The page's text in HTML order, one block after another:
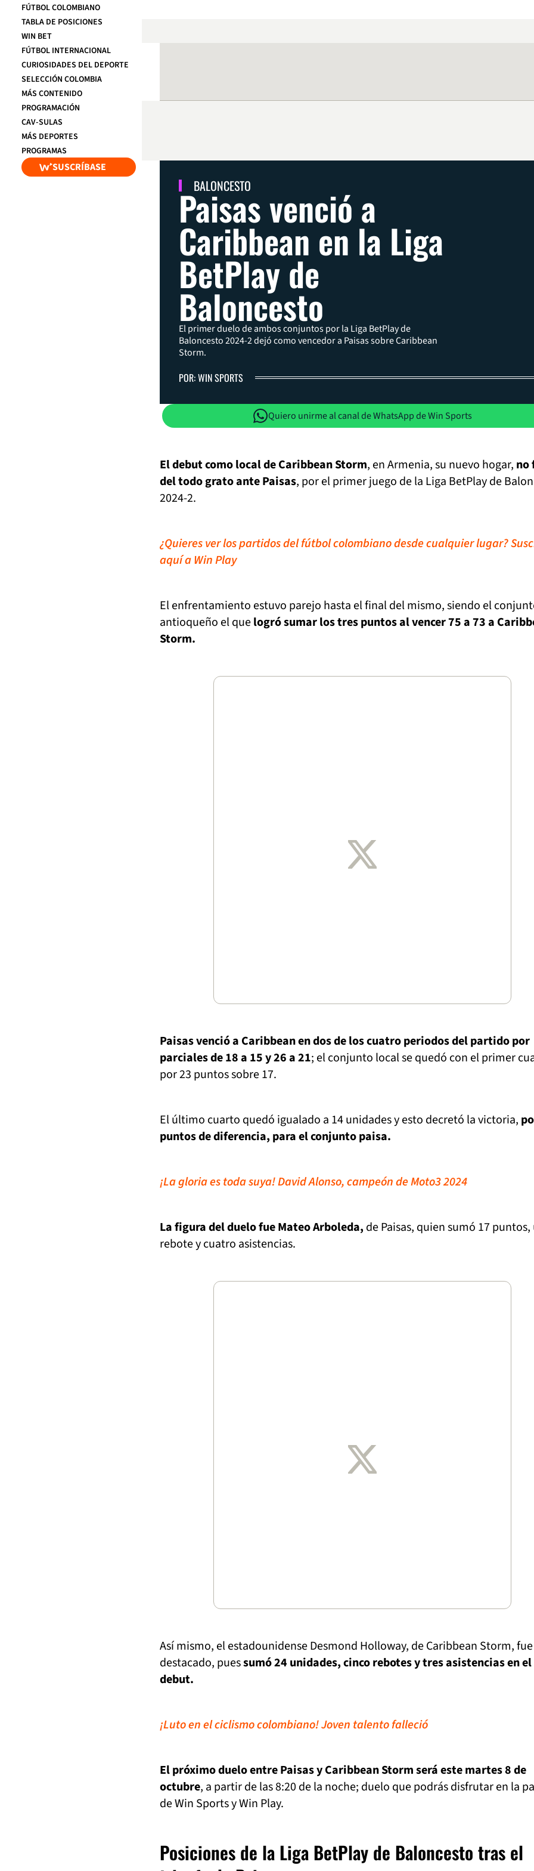
FÚTBOL COLOMBIANO
TABLA DE POSICIONES
WIN BET
FÚTBOL INTERNACIONAL
CURIOSIDADES DEL DEPORTE
SELECCIÓN COLOMBIA
MÁS CONTENIDO
PROGRAMACIÓN
CAV-SULAS
MÁS DEPORTES
PROGRAMAS
SUSCRÍBASE
BALONCESTO
Paisas venció a
Caribbean en la Liga
BetPlay de
Baloncesto
El primer duelo de ambos conjuntos por la Liga BetPlay de
Baloncesto 2024-2 dejó como vencedor a Paisas sobre Caribbean
Storm.
POR: WIN SPORTS
Quiero unirme al canal de WhatsApp de Win Sports
El debut como local de Caribbean Storm, en Armenia, su nuevo hogar, no
del todo grato ante Paisas, por el primer juego de la Liga BetPlay de
2024-2.
¿Quieres ver los partidos del fútbol colombiano desde cualquier lugar?
aquí a Win Play
El enfrentamiento estuvo parejo hasta el final del mismo, siendo el
antioqueño el quelogró sumar los tres puntos al vencer 75 a 73 a
Storm.
Paisas venció a Caribbean en dos de los cuatro periodos del partido por
parciales de 18 a 15 y 26 a 21; el conjunto local se quedó con el primer
por 23 puntos sobre 17.
El último cuarto quedó igualado a 14 unidades y esto decretó la victoria,
puntos de diferencia, para el conjunto paisa.
¡La gloria es toda suya! David Alonso, campeón de Moto3 2024
La figura del duelo fue Mateo Arboleda, de Paisas, quien sumó 17 puntos,
rebote y cuatro asistencias.
Así mismo, el estadounidense Desmond Holloway, de Caribbean Storm, fue
destacado, puessumó 24 unidades, cinco rebotes y tres asistencias en el
debut.
¡Luto en el ciclismo colombiano! Joven talento falleció
El próximo duelo entre Paisas y Caribbean Storm será este martes 8 de
octubre, a partir de las 8:20 de la noche; duelo que podrás disfrutar en la
de Win Sports y Win Play.
Posiciones de la Liga BetPlay de Baloncesto tras el